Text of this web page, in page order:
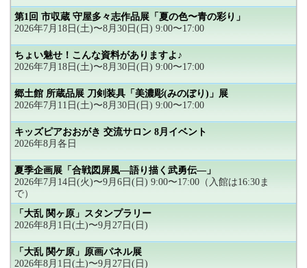
第1回 市収蔵 守屋多々志作品展「夏の色〜青の彩り」
2026年7月18日(土)〜8月30日(日) 9:00〜17:00
ちょい魅せ！こんな資料がありますよ♪
2026年7月18日(土)〜8月30日(日) 9:00〜17:00
郷土館 所蔵品展 刀剣装具「美濃彫(みのぼり)」展
2026年7月11日(土)〜8月30日(日) 9:00〜17:00
キッズピアおおがき 交流サロン 8月イベント
2026年8月各日
夏季企画展「合戦図屏風―語り描く武勇伝―」
2026年7月14日(火)〜9月6日(日) 9:00〜17:00（入館は16:30ま
で）
「大乱 関ヶ原」スタンプラリー
2026年8月1日(土)〜9月27日(日)
「大乱 関ケ原」原画パネル展
2026年8月1日(土)〜9月27日(日)